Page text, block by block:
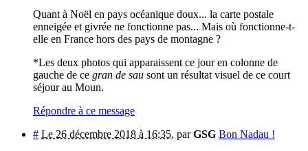
Quant à Noël en pays océanique doux... la carte postale
enneigée et givrée ne fonctionne pas... Mais où fonctionne-t-
elle en France hors des pays de montagne ?
*Les deux photos qui apparaissent ce jour en colonne de
gauche de ce gran de sau sont un résultat visuel de ce court
séjour au Moun.
Répondre à ce message
# Le 26 décembre 2018 à 16:35, parGSG Bon Nadau !